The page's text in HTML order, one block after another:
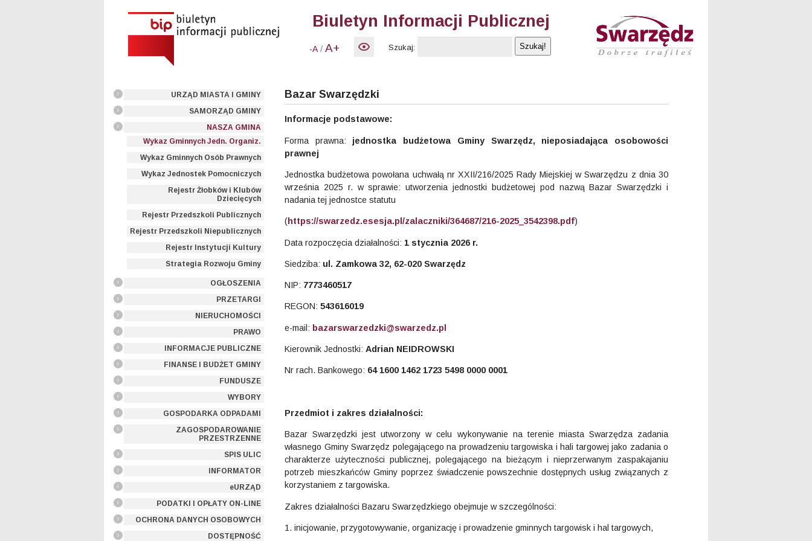
Biuletyn Informacji Publicznej
-A / A+ Szukaj:
URZĄD MIASTA I GMINY
SAMORZĄD GMINY
NASZA GMINA
Wykaz Gminnych Jedn. Organiz.
Wykaz Gminnych Osób Prawnych
Wykaz Jednostek Pomocniczych
Rejestr Żłobków i Klubów
Dziecięcych
Rejestr Przedszkoli Publicznych
Rejestr Przedszkoli Niepublicznych
Rejestr Instytucji Kultury
Strategia Rozwoju Gminy
OGŁOSZENIA
PRZETARGI
NIERUCHOMOŚCI
PRAWO
INFORMACJE PUBLICZNE
FINANSE I BUDŻET GMINY
FUNDUSZE
WYBORY
GOSPODARKA ODPADAMI
ZAGOSPODAROWANIE
PRZESTRZENNE
SPIS ULIC
INFORMATOR
eURZĄD
PODATKI I OPŁATY ON-LINE
OCHRONA DANYCH OSOBOWYCH
DOSTĘPNOŚĆ
Bazar Swarzędzki
Informacje podstawowe:
Forma prawna: jednostka budżetowa Gminy Swarzędz, nieposiadająca osobowości
prawnej
Jednostka budżetowa powołana uchwałą nr XXII/216/2025 Rady Miejskiej w Swarzędzu z dnia 30
września 2025 r. w sprawie: utworzenia jednostki budżetowej pod nazwą Bazar Swarzędzki i
nadania tej jednostce statutu
(https://swarzedz.esesja.pl/zalaczniki/364687/216-2025_3542398.pdf)
Data rozpoczęcia działalności: 1 stycznia 2026 r.
Siedziba: ul. Zamkowa 32, 62-020 Swarzędz
NIP: 7773460517
REGON: 543616019
e-mail: bazarswarzedzki@swarzedz.pl
Kierownik Jednostki: Adrian NEIDROWSKI
Nr rach. Bankowego: 64 1600 1462 1723 5498 0000 0001
Przedmiot i zakres działalności:
Bazar Swarzędzki jest utworzony w celu wykonywanie na terenie miasta Swarzędza zadania
własnego Gminy Swarzędz polegającego na prowadzeniu targowiska i hali targowej jako zadania o
charakterze użyteczności publicznej, polegającego na bieżącym i nieprzerwanym zaspakajaniu
potrzeb mieszkańców Gminy poprzez świadczenie powszechnie dostępnych usług związanych z
korzystaniem z targowiska.
Zakres działalności Bazaru Swarzędzkiego obejmuje w szczególności:
1. inicjowanie, przygotowywanie, organizację i prowadzenie gminnych targowisk i hal targowych,